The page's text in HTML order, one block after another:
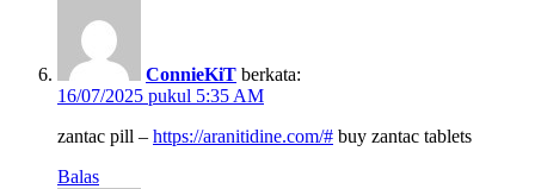
ConnieKiT berkata:
16/07/2025 pukul 5:35 AM
zantac pill – https://aranitidine.com/# buy zantac tablets
Balas